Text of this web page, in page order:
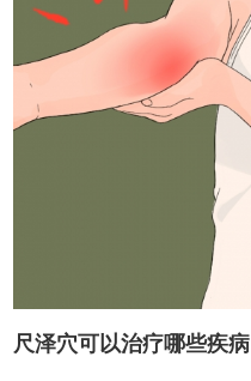
尺泽穴可以治疗哪些疾病